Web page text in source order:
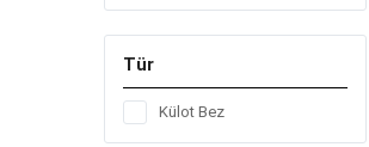
7-18 Kg
Tür
Külot Bez